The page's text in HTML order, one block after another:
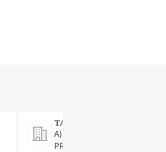
TARAVAI NETWORKS SL
A) DESARROLLAR
PRESTAR SERVICIOS EN EL